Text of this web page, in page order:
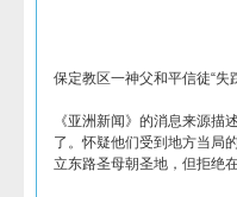
保定教区一神父和平信徒“失
《亚洲新闻》的消息来源
了。怀疑他们受到地方当局
立东路圣母朝圣地，但拒绝